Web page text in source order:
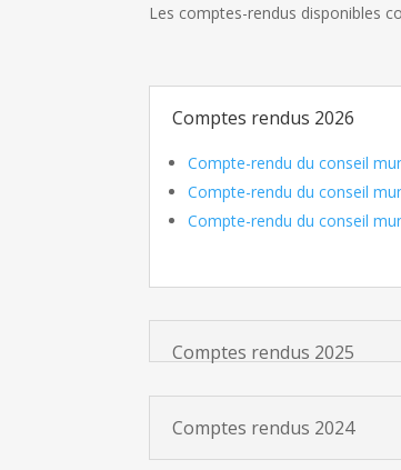
Les comptes-rendus disponibles
Comptes rendus 2026
Compte-rendu du conseil
Compte-rendu du conseil
Compte-rendu du conseil
Comptes rendus 2025
Comptes rendus 2024